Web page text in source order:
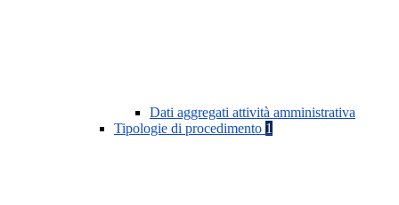
Dati aggregati attività amministrativa
Tipologie di procedimento 1